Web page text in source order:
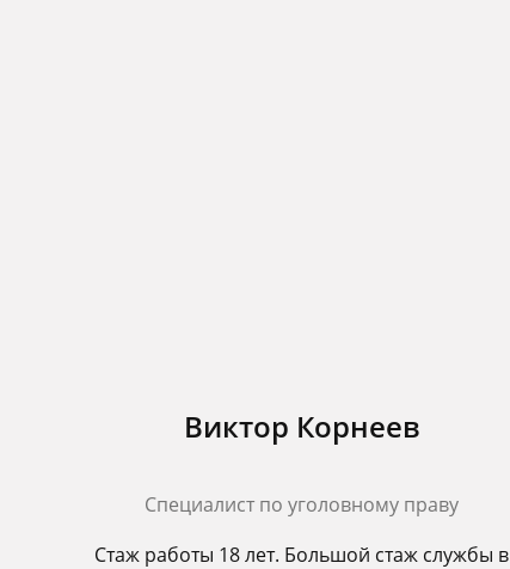
Виктор Корнеев
Cпециалист по уголовному праву
Стаж работы 18 лет. Большой стаж службы в